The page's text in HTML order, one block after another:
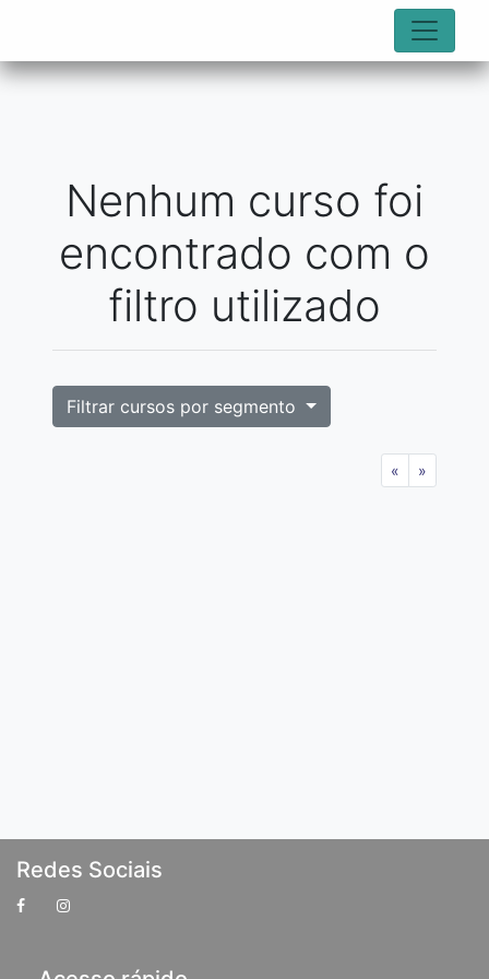
Nenhum curso foi
encontrado com o
filtro utilizado
Filtrar cursos por segmento
« »
Redes Sociais